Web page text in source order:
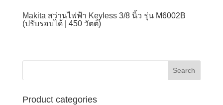
Makita สว่านไฟฟ้า Keyless 3/8 นิ้ว รุ่น M6002B
(ปรับรอบได้ | 450 วัตต์)
Product categories